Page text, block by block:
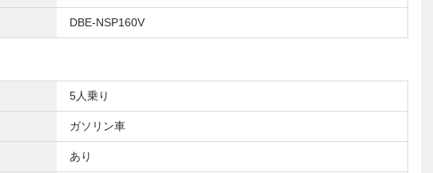
DBE-NSP160V
5人乗り
ガソリン車
あり